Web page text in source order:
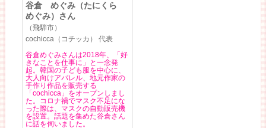
谷倉 めぐみ（たにくら
めぐみ）さん
（飛騨市）
cochicca（コチッカ） 代表
谷倉めぐみさんは2018年、「好
きなことを仕事に」と一念発
起。韓国の子ども服を中心に、
大人向けアパレル、地元作家の
手作り作品を販売する
「cochicca」をオープンしまし
た。コロナ禍でマスク不足にな
った際は、マスクの自動販売機
を設置。話題を集めた谷倉さん
に話を伺いました。